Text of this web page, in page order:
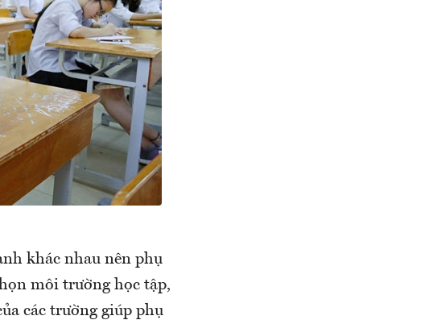
khác nhau nên phụ
môi trường học tập,
các trường giúp phụ